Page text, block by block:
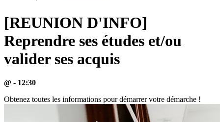
[REUNION D'INFO]
Reprendre ses études et/ou
valider ses acquis
@ - 12:30
Obtenez toutes les informations pour démarrer votre démarche !